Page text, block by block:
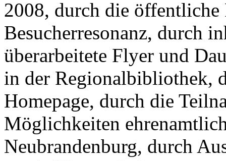
2008, durch die
Besucherresonanz, durch
überarbeitete Flyer und
in der Regionalbibliothek,
Homepage, durch die
Möglichkeiten
Neubrandenburg, durch